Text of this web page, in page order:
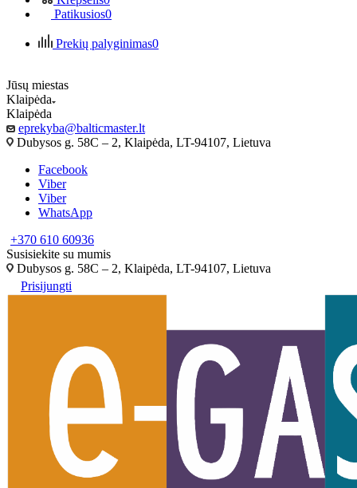
Patikusios0
Prekių palyginimas0
Jūsų miestas
Klaipėda
Klaipėda
eprekyba@balticmaster.lt
Dubysos g. 58C – 2, Klaipėda, LT-94107, Lietuva
Facebook
Viber
Viber
WhatsApp
+370 610 60936
Susisiekite su mumis
Dubysos g. 58C – 2, Klaipėda, LT-94107, Lietuva
Prisijungti